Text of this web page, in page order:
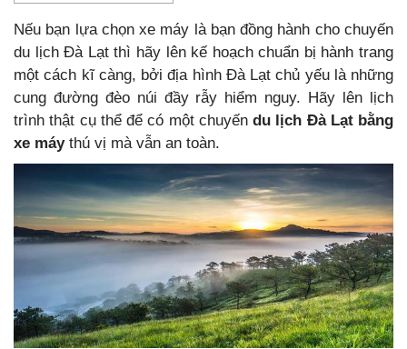
Nếu bạn lựa chọn xe máy là bạn đồng hành cho chuyến
du lịch Đà Lạt thì hãy lên kế hoạch chuẩn bị hành trang
một cách kĩ càng, bởi địa hình Đà Lạt chủ yếu là những
cung đường đèo núi đầy rẫy hiểm nguy. Hãy lên lịch
trình thật cụ thể để có một chuyến du lịch Đà Lạt bằng
xe máythú vị mà vẫn an toàn.